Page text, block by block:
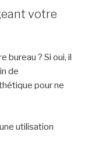
votre
bureau ? Si oui, il
de
pour ne
utilisation